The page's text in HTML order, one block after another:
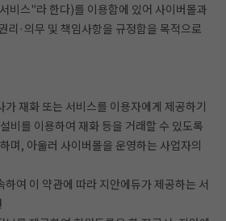
비스"라 한다)를 이용함에 있어 사이버몰과
리·의무 및 책임사항을 규정함을 목적으로
재화 또는 서비스를 이용자에게 제공하기
비를 이용하여 재화 등을 거래할 수 있도록
며, 아울러 사이버몰을 운영하는 사업자의
여 이 약관에 따라 지안에듀가 제공하는 서